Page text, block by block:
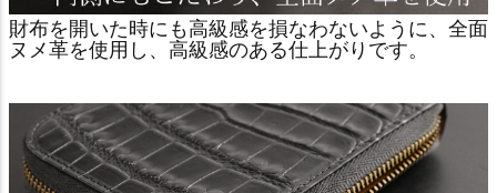
財布を開いた時にも高級感を損なわないように、全面
ヌメ革を使用し、高級感のある仕上がりです。